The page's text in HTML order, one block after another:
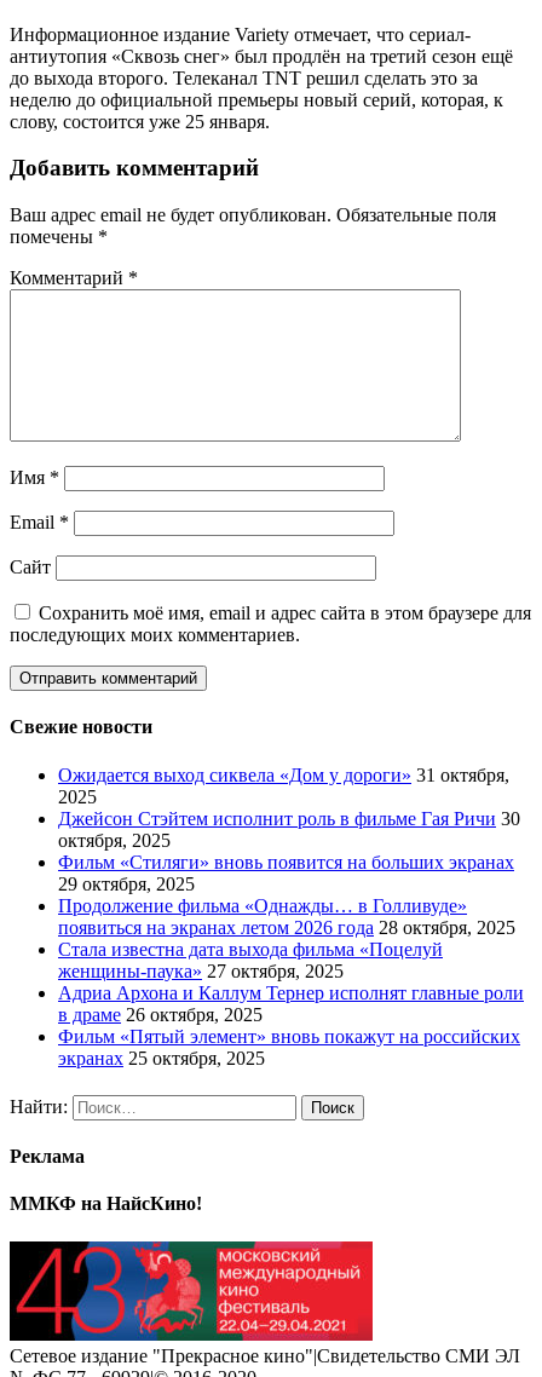
Информационное издание Variety отмечает, что сериал-
антиутопия «Сквозь снег» был продлён на третий сезон ещё
до выхода второго. Телеканал TNT решил сделать это за
неделю до официальной премьеры новый серий, которая, к
слову, состоится уже 25 января.
Добавить комментарий
Ваш адрес email не будет опубликован. Обязательные поля
помечены *
Комментарий *
Имя *
Email *
Сайт
Сохранить моё имя, email и адрес сайта в этом браузере для
последующих моих комментариев.
Свежие новости
Ожидается выход сиквела «Дом у дороги» 31 октября,
2025
Джейсон Стэйтем исполнит роль в фильме Гая Ричи 30
октября, 2025
Фильм «Стиляги» вновь появится на больших экранах
29 октября, 2025
Продолжение фильма «Однажды… в Голливуде»
появиться на экранах летом 2026 года 28 октября, 2025
Стала известна дата выхода фильма «Поцелуй
женщины-паука» 27 октября, 2025
Адриа Архона и Каллум Тернер исполнят главные роли
в драме 26 октября, 2025
Фильм «Пятый элемент» вновь покажут на российских
экранах 25 октября, 2025
Найти:
Реклама
ММКФ на НайсКино!
Сетевое издание "Прекрасное кино"|Свидетельство СМИ ЭЛ